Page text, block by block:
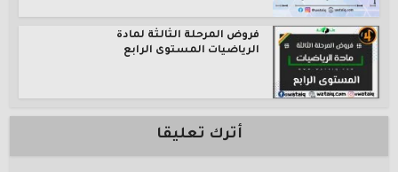
فروض المرحلة الثالثة لمادة
الرياضيات المستوى الرابع
أترك تعليقا